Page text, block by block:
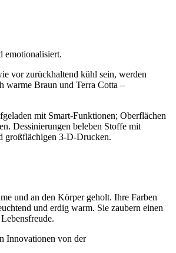
emotionalisiert.
vor zurückhaltend kühl sein, werden
warme Braun und Terra Cotta –
mit Smart-Funktionen; Oberflächen
Dessinierungen beleben Stoffe mit
großflächigen 3-D-Drucken.
und an den Körper geholt. Ihre Farben
und erdig warm. Sie zaubern einen
Innovationen von der